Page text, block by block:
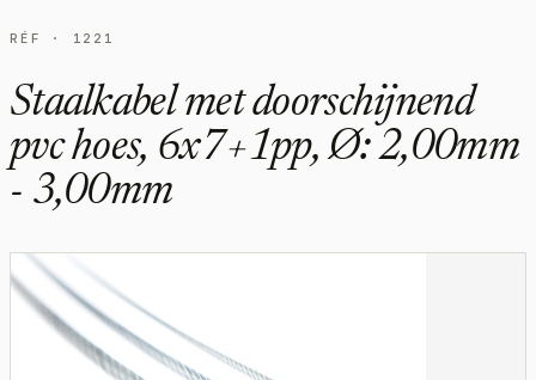
RÉF · 1221
Staalkabel met doorschijnend
pvc hoes, 6x7+1pp, Ø: 2,00mm
- 3,00mm